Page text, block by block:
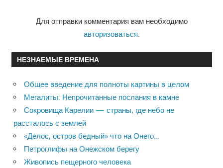
Для отправки комментария вам необходимо
авторизоваться.
НЕЗНАЕМЫЕ ВРЕМЕНА
Общее введение для полноты картины в целом
Мегалиты: Непрочитанные послания в камне
Сокровища Карелии — страны, где небо не
рассталось с землей
«Делос, остров бедный» что на Онего…
Петроглифы на Онежском берегу
Живопись пещерного человека